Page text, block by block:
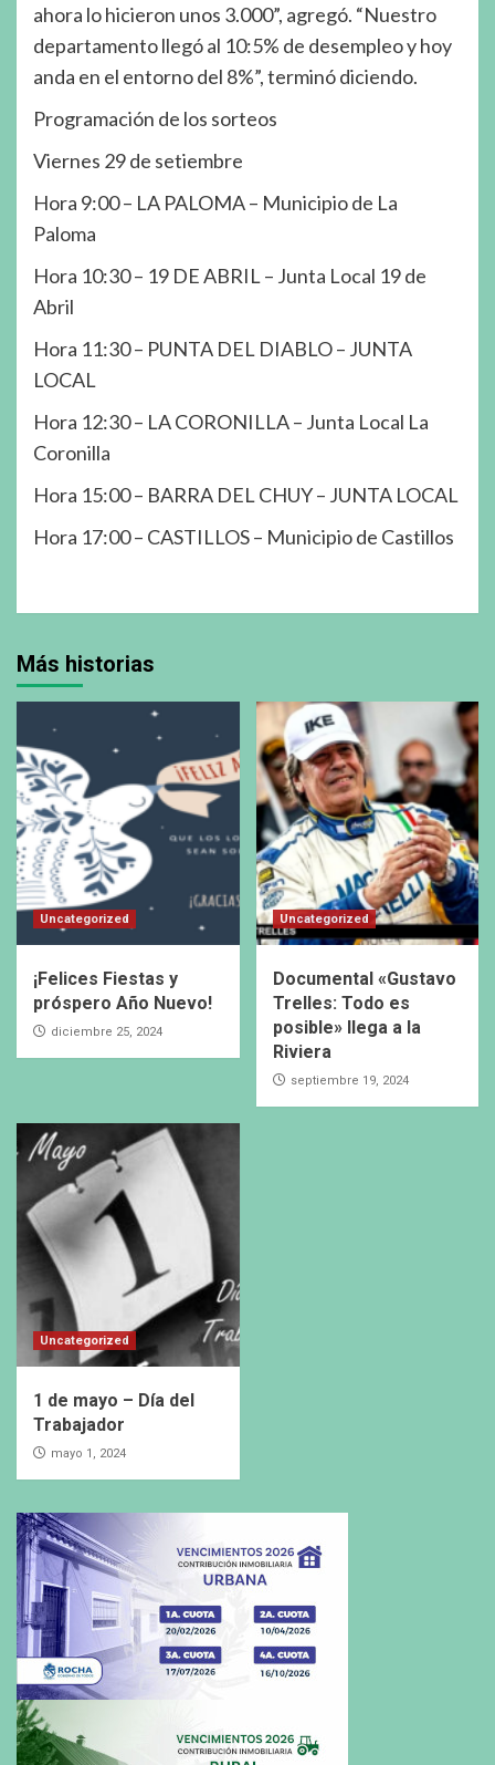
ahora lo hicieron unos 3.000”, agregó. “Nuestro
departamento llegó al 10:5% de desempleo y hoy
anda en el entorno del 8%”, terminó diciendo.
Programación de los sorteos
Viernes 29 de setiembre
Hora 9:00 – LA PALOMA – Municipio de La
Paloma
Hora 10:30 – 19 DE ABRIL – Junta Local 19 de
Abril
Hora 11:30 – PUNTA DEL DIABLO – JUNTA
LOCAL
Hora 12:30 – LA CORONILLA – Junta Local La
Coronilla
Hora 15:00 – BARRA DEL CHUY – JUNTA LOCAL
Hora 17:00 – CASTILLOS – Municipio de Castillos
Más historias
Uncategorized
¡Felices Fiestas y
próspero Año Nuevo!
diciembre 25, 2024
Uncategorized
Documental «Gustavo
Trelles: Todo es
posible» llega a la
Riviera
septiembre 19, 2024
Uncategorized
1 de mayo – Día del
Trabajador
mayo 1, 2024